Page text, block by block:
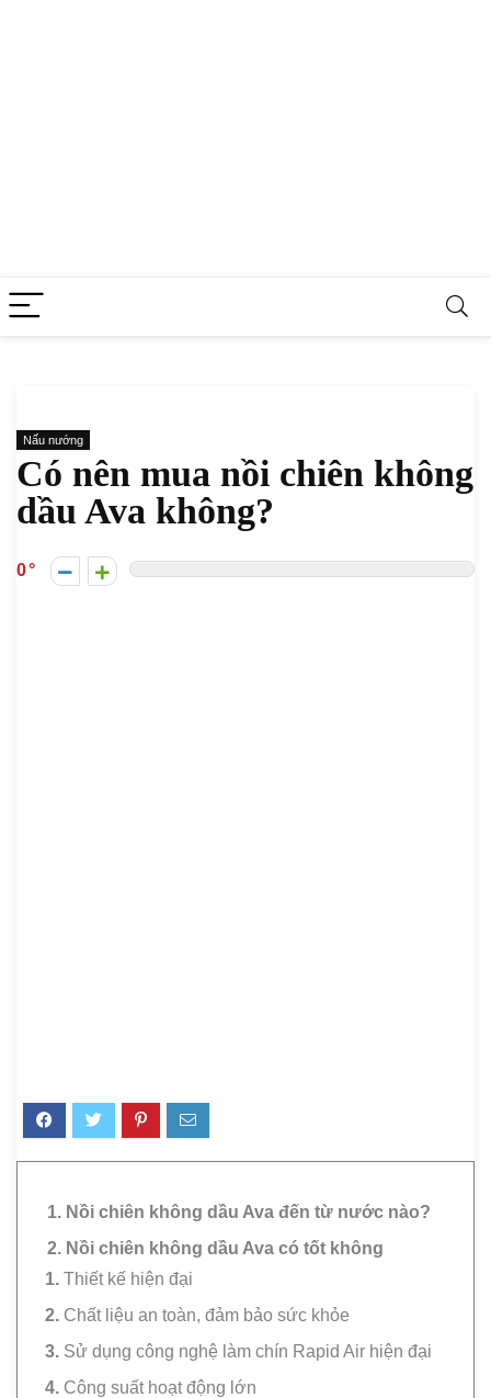
Nấu nướng
Có nên mua nồi chiên không
dầu Ava không?
0
1. Nồi chiên không dầu Ava đến từ nước nào?
2. Nồi chiên không dầu Ava có tốt không
Thiết kế hiện đại
Chất liệu an toàn, đảm bảo sức khỏe
Sử dụng công nghệ làm chín Rapid Air hiện đại
Công suất hoạt động lớn